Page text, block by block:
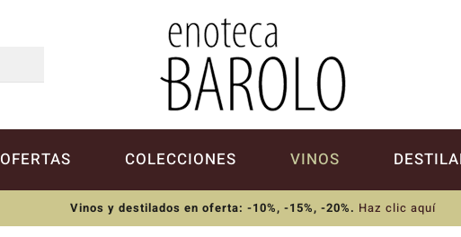
OFERTAS COLECCIONES VINOS
Vinos y destilados en oferta: -10%, -15%, -20%. Haz clic aquí